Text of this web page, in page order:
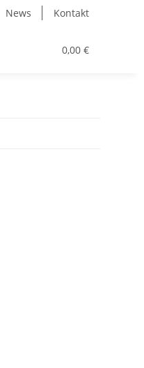
News Kontakt
0,00 €